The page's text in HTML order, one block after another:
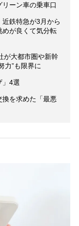
リーン車の乗車口
近鉄特急が3月から
が良くて気分転
が大都市圏や新幹
力”も限界に
4選
を求めた「最悪